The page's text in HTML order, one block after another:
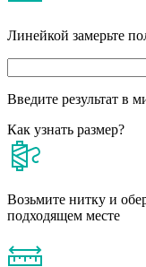
Линейкой замерьте
Введите результат в
Как узнать размер?
Возьмите нитку и
подходящем месте